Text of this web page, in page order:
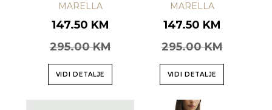
MARELLA
147.50 KM
295.00 KM
VIDI DETALJE
MARELLA
147.50 KM
295.00 KM
VIDI DETALJE